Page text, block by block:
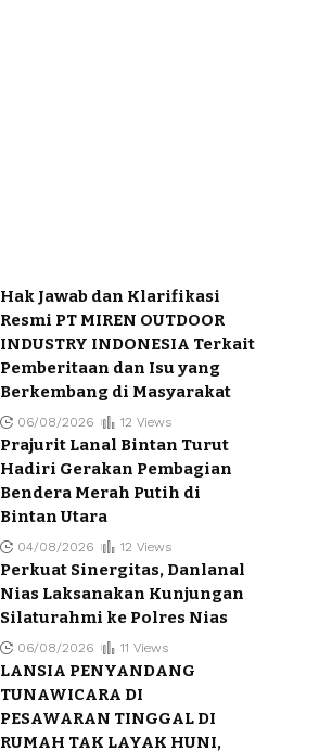
Hak Jawab dan Klarifikasi
Resmi PT MIREN OUTDOOR
INDUSTRY INDONESIA Terkait
Pemberitaan dan Isu yang
Berkembang di Masyarakat
06/08/2026 12 Views
Prajurit Lanal Bintan Turut
Hadiri Gerakan Pembagian
Bendera Merah Putih di
Bintan Utara
04/08/2026 12 Views
Perkuat Sinergitas, Danlanal
Nias Laksanakan Kunjungan
Silaturahmi ke Polres Nias
06/08/2026 11 Views
LANSIA PENYANDANG
TUNAWICARA DI
PESAWARAN TINGGAL DI
RUMAH TAK LAYAK HUNI,